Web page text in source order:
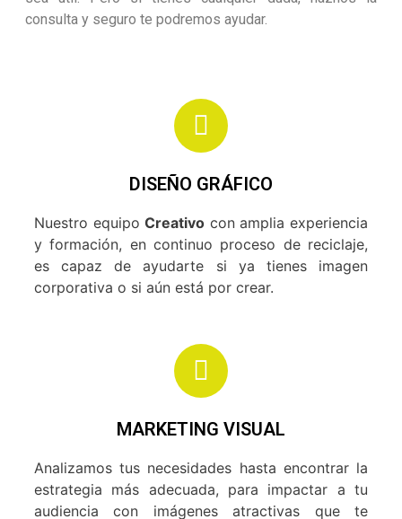
consulta y seguro te podremos ayudar.
DISEÑO GRÁFICO
Nuestro equipoCreativo con amplia experiencia
y formación, en continuo proceso de reciclaje,
es capaz de ayudarte si ya tienes imagen
corporativa o si aún está por crear.
MARKETING VISUAL
Analizamos tus necesidades hasta encontrar la
estrategia más adecuada, para impactar a tu
audiencia con imágenes atractivas que te